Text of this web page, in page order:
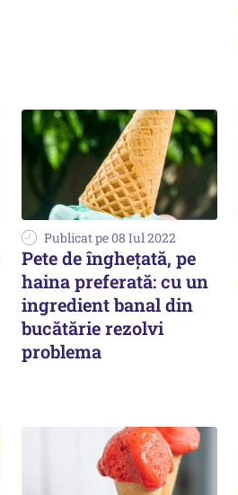
Publicat pe 08 Iul 2022
Pete de înghețată, pe
haina preferată: cu un
ingredient banal din
bucătărie rezolvi
problema